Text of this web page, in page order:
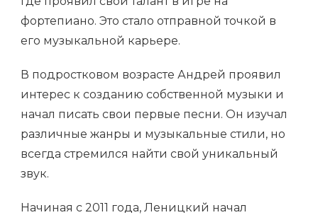
фортепиано. Это стало отправной точкой в
его музыкальной карьере.
В подростковом возрасте Андрей проявил
интерес к созданию собственной музыки и
начал писать свои первые песни. Он изучал
различные жанры и музыкальные стили, но
всегда стремился найти свой уникальный
звук.
Начиная с 2011 года, Леницкий начал